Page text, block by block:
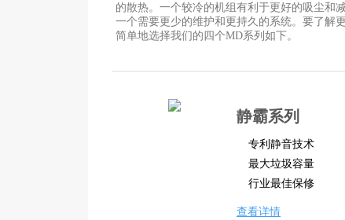
的散热。一个较冷的机组有利于更好的吸尘和
一个需要更少的维护和更持久的系统。要了解
简单地选择我们的四个MD系列如下。
静霸系列
专利静音技术
最大垃圾容量
行业最佳保修
查看详情